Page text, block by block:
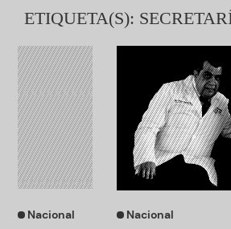
ETIQUETA(S):
Nacional
Nacional